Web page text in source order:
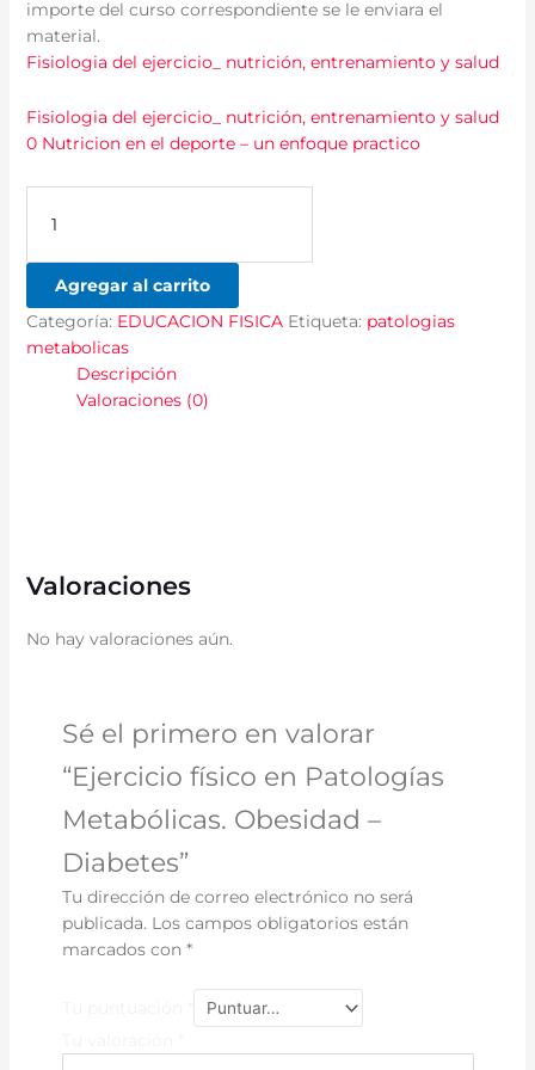
importe del curso correspondiente se le enviara el
material.
Fisiologia del ejercicio_ nutrición, entrenamiento y salud
Fisiologia del ejercicio_ nutrición, entrenamiento y salud
0 Nutricion en el deporte – un enfoque practico
Agregar al carrito
Categoría: EDUCACION FISICA Etiqueta: patologias
metabolicas
Descripción
Valoraciones (0)
Valoraciones
No hay valoraciones aún.
Sé el primero en valorar
“Ejercicio físico en Patologías
Metabólicas. Obesidad –
Diabetes”
Tu dirección de correo electrónico no será
publicada. Los campos obligatorios están
marcados con *